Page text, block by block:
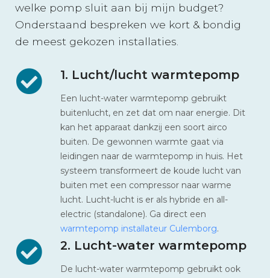
welke pomp sluit aan bij mijn budget?
Onderstaand bespreken we kort & bondig
de meest gekozen installaties.
1. Lucht/lucht warmtepomp
Een lucht-water warmtepomp gebruikt
buitenlucht, en zet dat om naar energie. Dit
kan het apparaat dankzij een soort airco
buiten. De gewonnen warmte gaat via
leidingen naar de warmtepomp in huis. Het
systeem transformeert de koude lucht van
buiten met een compressor naar warme
lucht. Lucht-lucht is er als hybride en all-
electric (standalone). Ga direct een
warmtepomp installateur Culemborg.
2. Lucht-water warmtepomp
De lucht-water warmtepomp gebruikt ook